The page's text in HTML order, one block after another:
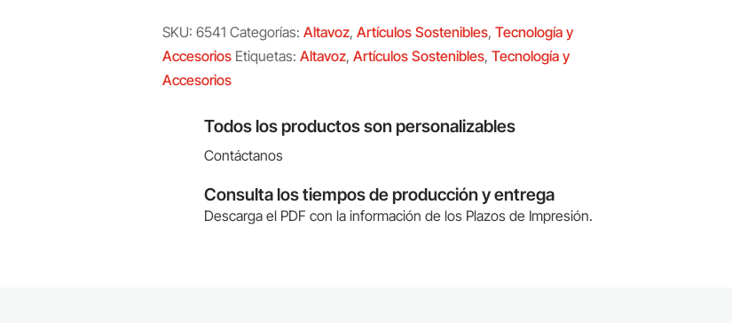
SKU: 6541 Categorías: Altavoz, Artículos Sostenibles, Tecnología y
Accesorios Etiquetas: Altavoz, Artículos Sostenibles, Tecnología y
Accesorios
Todos los productos son personalizables
Contáctanos
Consulta los tiempos de producción y entrega
Descarga el PDF con la información de los Plazos de Impresión.